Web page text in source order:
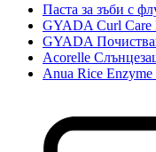
Паста за зъби с
GYADA Curl Care
GYADA
Acorelle
Anua Rice